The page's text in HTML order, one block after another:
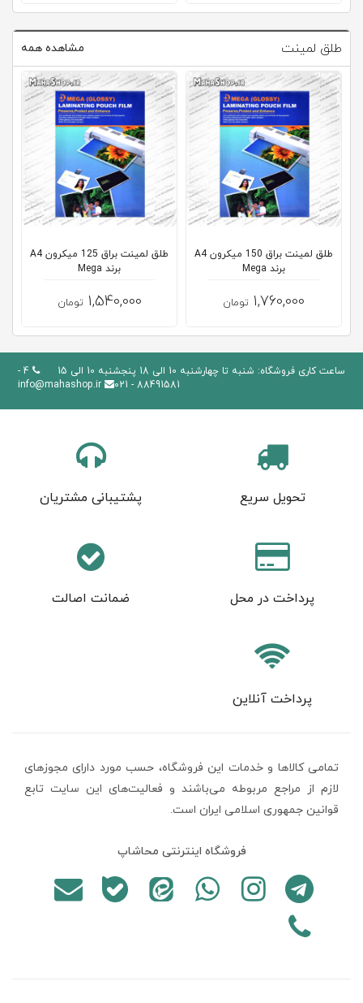
طلق لمینت مشاهده همه
طلق لمینت براق 150 میکرون A4
برند Mega
1,760,000 تومان
طلق لمینت براق 125 میکرون A4
برند Mega
1,540,000 تومان
ساعت کاری فروشگاه: شنبه تا چهارشنبه 10 الی 18 پنجشنبه 10 الی 15
4 -
88491581 - 021
info@mahashop.ir
تحویل سریع پشتیبانی مشتریان
پرداخت در محل ضمانت اصالت
پرداخت آنلاین
تمامی كالاها و خدمات اين فروشگاه، حسب مورد دارای مجوزهای
لازم از مراجع مربوطه می‌باشند و فعاليت‌های اين سايت تابع
قوانين جمهوری اسلامی ایران است.
فروشگاه اینترنتی محاشاپ